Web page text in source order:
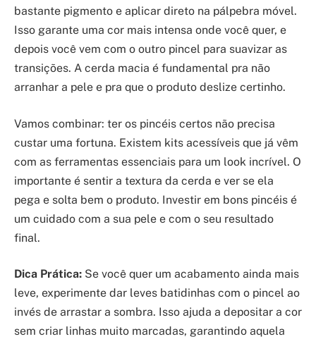
bastante pigmento e aplicar direto na pálpebra móvel.
Isso garante uma cor mais intensa onde você quer, e
depois você vem com o outro pincel para suavizar as
transições. A cerda macia é fundamental pra não
arranhar a pele e pra que o produto deslize certinho.
Vamos combinar: ter os pincéis certos não precisa
custar uma fortuna. Existem kits acessíveis que já vêm
com as ferramentas essenciais para um look incrível. O
importante é sentir a textura da cerda e ver se ela
pega e solta bem o produto. Investir em bons pincéis é
um cuidado com a sua pele e com o seu resultado
final.
Dica Prática: Se você quer um acabamento ainda mais
leve, experimente dar leves batidinhas com o pincel ao
invés de arrastar a sombra. Isso ajuda a depositar a cor
sem criar linhas muito marcadas, garantindo aquela